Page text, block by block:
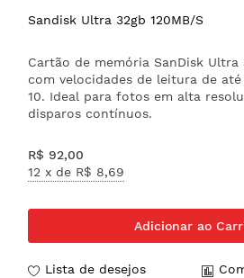
Sandisk Ultra 32gb 120MB/S
Cartão de memória SanDisk Ultra
com velocidades de leitura de até
10. Ideal para fotos em alta
disparos contínuos.
R$ 92,00
12 x de R$ 8,69
Adicionar ao
Lista de desejos